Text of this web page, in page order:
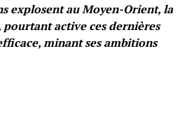
explosent au Moyen-Orient, la
active ces dernières
minant ses ambitions